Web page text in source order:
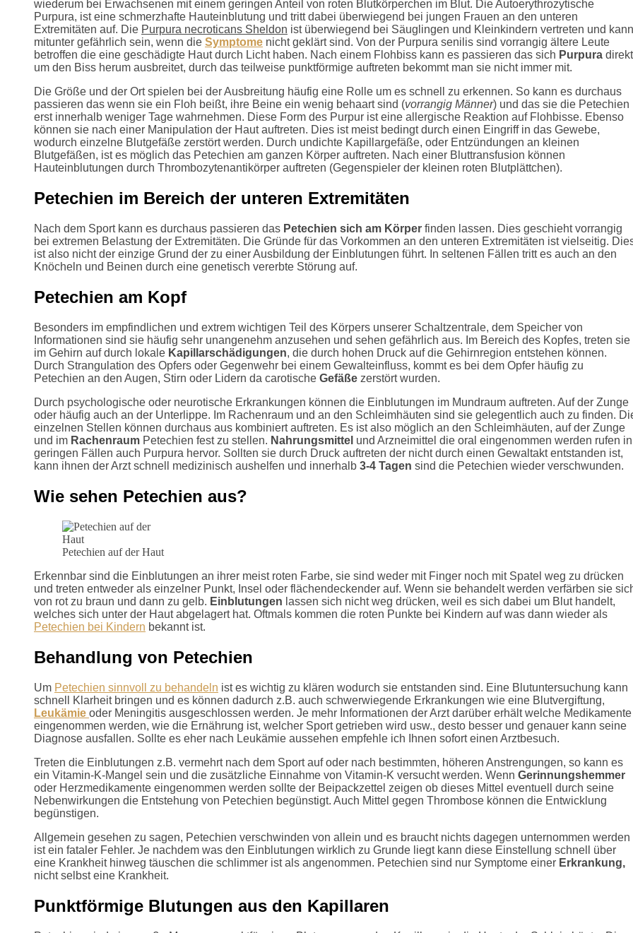
wiederum bei Erwachsenen mit einem geringen Anteil von roten Blutkörperchen im Blut. Die Autoerythrozytische
Purpura, ist eine schmerzhafte Hauteinblutung und tritt dabei überwiegend bei jungen Frauen an den unteren
Extremitäten auf. Die Purpura necroticans Sheldon ist überwiegend bei Säuglingen und Kleinkindern vertreten und kann
mitunter gefährlich sein, wenn die Symptome nicht geklärt sind. Von der Purpura senilis sind vorrangig ältere Leute
betroffen die eine geschädigte Haut durch Licht haben. Nach einem Flohbiss kann es passieren das sich Purpura direkt
um den Biss herum ausbreitet, durch das teilweise punktförmige auftreten bekommt man sie nicht immer mit.
Die Größe und der Ort spielen bei der Ausbreitung häufig eine Rolle um es schnell zu erkennen. So kann es durchaus
passieren das wenn sie ein Floh beißt, ihre Beine ein wenig behaart sind (vorrangig Männer) und das sie die Petechien
erst innerhalb weniger Tage wahrnehmen. Diese Form des Purpur ist eine allergische Reaktion auf Flohbisse. Ebenso
können sie nach einer Manipulation der Haut auftreten. Dies ist meist bedingt durch einen Eingriff in das Gewebe,
wodurch einzelne Blutgefäße zerstört werden. Durch undichte Kapillargefäße, oder Entzündungen an kleinen
Blutgefäßen, ist es möglich das Petechien am ganzen Körper auftreten. Nach einer Bluttransfusion können
Hauteinblutungen durch Thrombozytenantikörper auftreten (Gegenspieler der kleinen roten Blutplättchen).
Petechien im Bereich der unteren Extremitäten
Nach dem Sport kann es durchaus passieren das Petechien sich am Körper finden lassen. Dies geschieht vorrangig
bei extremen Belastung der Extremitäten. Die Gründe für das Vorkommen an den unteren Extremitäten ist vielseitig.
ist also nicht der einzige Grund der zu einer Ausbildung der Einblutungen führt. In seltenen Fällen tritt es auch an den
Knöcheln und Beinen durch eine genetisch vererbte Störung auf.
Petechien am Kopf
Besonders im empfindlichen und extrem wichtigen Teil des Körpers unserer Schaltzentrale, dem Speicher von
Informationen sind sie häufig sehr unangenehm anzusehen und sehen gefährlich aus. Im Bereich des Kopfes, treten sie
im Gehirn auf durch lokale Kapillarschädigungen, die durch hohen Druck auf die Gehirnregion entstehen können.
Durch Strangulation des Opfers oder Gegenwehr bei einem Gewalteinfluss, kommt es bei dem Opfer häufig zu
Petechien an den Augen, Stirn oder Lidern da carotische Gefäße zerstört wurden.
Durch psychologische oder neurotische Erkrankungen können die Einblutungen im Mundraum auftreten. Auf der Zunge
oder häufig auch an der Unterlippe. Im Rachenraum und an den Schleimhäuten sind sie gelegentlich auch zu finden.
einzelnen Stellen können durchaus aus kombiniert auftreten. Es ist also möglich an den Schleimhäuten, auf der Zunge
und im Rachenraum Petechien fest zu stellen. Nahrungsmittel und Arzneimittel die oral eingenommen werden rufen in
geringen Fällen auch Purpura hervor. Sollten sie durch Druck auftreten der nicht durch einen Gewaltakt entstanden ist,
kann ihnen der Arzt schnell medizinisch aushelfen und innerhalb 3-4 Tagen sind die Petechien wieder verschwunden.
Wie sehen Petechien aus?
Petechien auf der Haut
Erkennbar sind die Einblutungen an ihrer meist roten Farbe, sie sind weder mit Finger noch mit Spatel weg zu drücken
und treten entweder als einzelner Punkt, Insel oder flächendeckender auf. Wenn sie behandelt werden verfärben sie
von rot zu braun und dann zu gelb. Einblutungen lassen sich nicht weg drücken, weil es sich dabei um Blut handelt,
welches sich unter der Haut abgelagert hat. Oftmals kommen die roten Punkte bei Kindern auf was dann wieder als
Petechien bei Kindern bekannt ist.
Behandlung von Petechien
Um Petechien sinnvoll zu behandeln ist es wichtig zu klären wodurch sie entstanden sind. Eine Blutuntersuchung kann
schnell Klarheit bringen und es können dadurch z.B. auch schwerwiegende Erkrankungen wie eine Blutvergiftung,
Leukämie oder Meningitis ausgeschlossen werden. Je mehr Informationen der Arzt darüber erhält welche Medikamente
eingenommen werden, wie die Ernährung ist, welcher Sport getrieben wird usw., desto besser und genauer kann seine
Diagnose ausfallen. Sollte es eher nach Leukämie aussehen empfehle ich Ihnen sofort einen Arztbesuch.
Treten die Einblutungen z.B. vermehrt nach dem Sport auf oder nach bestimmten, höheren Anstrengungen, so kann es
ein Vitamin-K-Mangel sein und die zusätzliche Einnahme von Vitamin-K versucht werden. Wenn Gerinnungshemmer
oder Herzmedikamente eingenommen werden sollte der Beipackzettel zeigen ob dieses Mittel eventuell durch seine
Nebenwirkungen die Entstehung von Petechien begünstigt. Auch Mittel gegen Thrombose können die Entwicklung
begünstigen.
Allgemein gesehen zu sagen, Petechien verschwinden von allein und es braucht nichts dagegen unternommen werden
ist ein fataler Fehler. Je nachdem was den Einblutungen wirklich zu Grunde liegt kann diese Einstellung schnell über
eine Krankheit hinweg täuschen die schlimmer ist als angenommen. Petechien sind nur Symptome einer Erkrankung,
nicht selbst eine Krankheit.
Punktförmige Blutungen aus den Kapillaren